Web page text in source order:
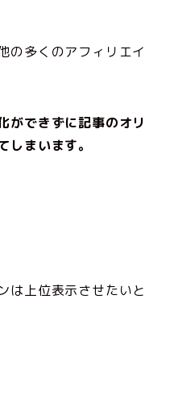
の多くのアフィリエイ
ができずに記事のオリ
しまいます。
は上位表示させたいと